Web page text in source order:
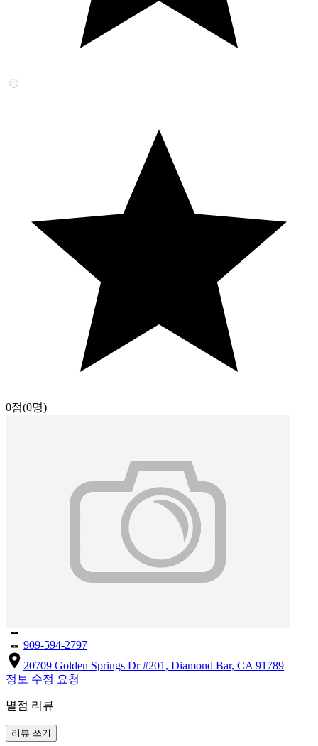
0점(0명)
909-594-2797
20709 Golden Springs Dr #201, Diamond Bar, CA 91789
정보 수정 요청
별점 리뷰
리뷰 쓰기